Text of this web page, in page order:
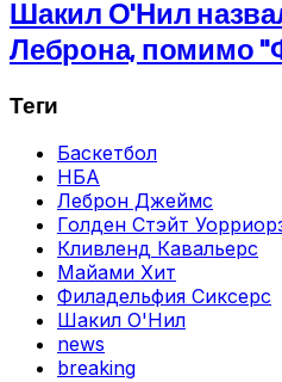
Шакил О'Нил
Леброна, помимо
Теги
Баскетбол
НБА
Леброн Джеймс
Голден Стэйт
Кливленд Кавальерс
Майами Хит
Филадельфия Сиксерс
Шакил О'Нил
news
breaking